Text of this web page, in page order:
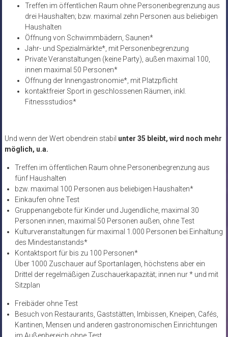
Treffen im öffentlichen Raum ohne Personenbegrenzung aus
drei Haushalten; bzw. maximal zehn Personen aus beliebigen
Haushalten
Öffnung von Schwimmbädern, Saunen*
Jahr- und Spezialmärkte*, mit Personenbegrenzung
Private Veranstaltungen (keine Party), außen maximal 100,
innen maximal 50 Personen*
Öffnung der Innengastronomie*, mit Platzpflicht
kontaktfreier Sport in geschlossenen Räumen, inkl.
Fitnessstudios*
Und wenn der Wert obendrein stabil unter 35 bleibt, wird noch mehr
möglich, u.a.
Treffen im öffentlichen Raum ohne Personenbegrenzung aus
fünf Haushalten
bzw. maximal 100 Personen aus beliebigen Haushalten*
Einkaufen ohne Test
Gruppenangebote für Kinder und Jugendliche, maximal 30
Personen innen, maximal 50 Personen außen, ohne Test
Kulturveranstaltungen für maximal 1.000 Personen bei Einhaltung
des Mindestanstands*
Kontaktsport für bis zu 100 Personen*
Über 1000 Zuschauer auf Sportanlagen, höchstens aber ein
Drittel der regelmäßigen Zuschauerkapazität; innen nur * und mit
Sitzplan
Freibäder ohne Test
Besuch von Restaurants, Gaststätten, Imbissen, Kneipen, Cafés,
Kantinen, Mensen und anderen gastronomischen Einrichtungen
im Außenbereich ohne Test.